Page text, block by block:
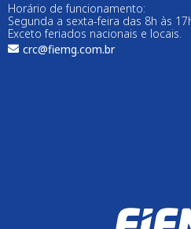
Horário de funcionamento:
Segunda a sexta-feira das 8h às
Exceto feriados nacionais e locais.
crc@fiemg.com.br